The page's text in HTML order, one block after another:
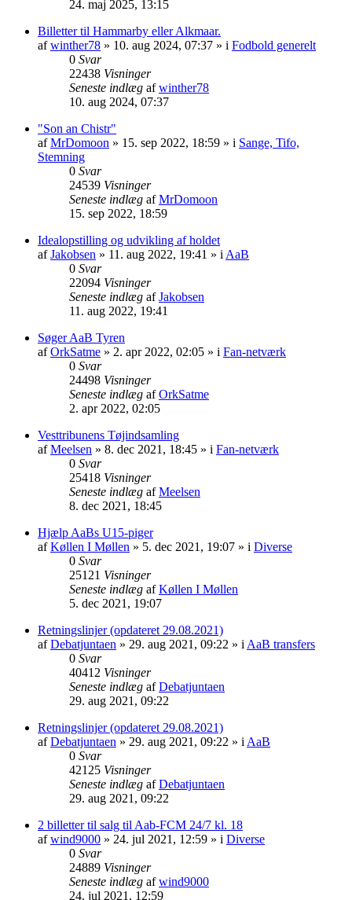
24. maj 2025, 13:15
Billetter til Hammarby eller Alkmaar.
afwinther78 » 10. aug 2024, 07:37 » i Fodbold generelt
0 Svar
22438 Visninger
Seneste indlæg afwinther78
10. aug 2024, 07:37
"Son an Chistr"
afMrDomoon » 15. sep 2022, 18:59 » i Sange, Tifo,
Stemning
0 Svar
24539 Visninger
Seneste indlæg afMrDomoon
15. sep 2022, 18:59
Idealopstilling og udvikling af holdet
afJakobsen » 11. aug 2022, 19:41 » i AaB
0 Svar
22094 Visninger
Seneste indlæg afJakobsen
11. aug 2022, 19:41
Søger AaB Tyren
afOrkSatme » 2. apr 2022, 02:05 » i Fan-netværk
0 Svar
24498 Visninger
Seneste indlæg afOrkSatme
2. apr 2022, 02:05
Vesttribunens Tøjindsamling
afMeelsen » 8. dec 2021, 18:45 » i Fan-netværk
0 Svar
25418 Visninger
Seneste indlæg afMeelsen
8. dec 2021, 18:45
Hjælp AaBs U15-piger
afKøllen I Møllen » 5. dec 2021, 19:07 » i Diverse
0 Svar
25121 Visninger
Seneste indlæg afKøllen I Møllen
5. dec 2021, 19:07
Retningslinjer (opdateret 29.08.2021)
afDebatjuntaen » 29. aug 2021, 09:22 » i AaB transfers
0 Svar
40412 Visninger
Seneste indlæg afDebatjuntaen
29. aug 2021, 09:22
Retningslinjer (opdateret 29.08.2021)
afDebatjuntaen » 29. aug 2021, 09:22 » i AaB
0 Svar
42125 Visninger
Seneste indlæg afDebatjuntaen
29. aug 2021, 09:22
2 billetter til salg til Aab-FCM 24/7 kl. 18
afwind9000 » 24. jul 2021, 12:59 » i Diverse
0 Svar
24889 Visninger
Seneste indlæg afwind9000
24. jul 2021, 12:59